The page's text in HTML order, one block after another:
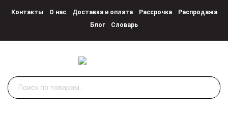
Контакты О нас Доставка и оплата Рассрочка
Распродажа
Блог
Словарь
Искать: